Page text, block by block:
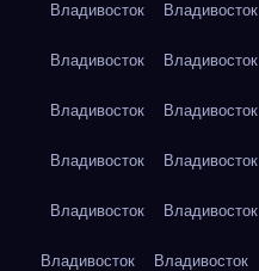
Владивосток Владивосток
Владивосток Владивосток
Владивосток Владивосток
Владивосток Владивосток
Владивосток Владивосток
Владивосток Владивосток